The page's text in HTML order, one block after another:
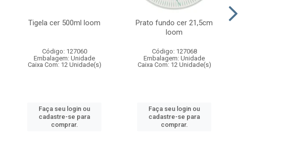
Tigela cer 500ml loom
Código: 127060
Embalagem: Unidade
Caixa Com: 12 Unidade(s)
Faça seu login ou
cadastre-se para
comprar.
Prato fundo cer 21,5cm
loom
Código: 127068
Embalagem: Unidade
Caixa Com: 12 Unidade(s)
Faça seu login ou
cadastre-se para
comprar.